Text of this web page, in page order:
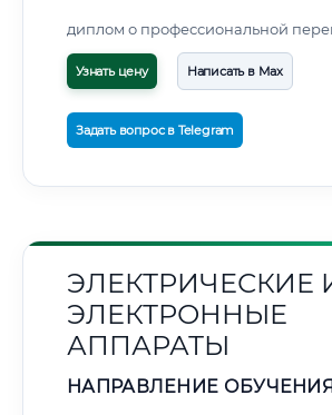
диплом о профессиональной
Узнать цену Написать в Max
Задать вопрос в Telegram
ЭЛЕКТРИЧЕСКИЕ
ЭЛЕКТРОННЫЕ
АППАРАТЫ
НАПРАВЛЕНИЕ